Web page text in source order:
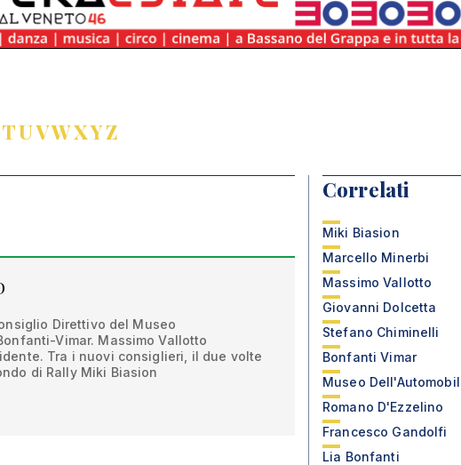
TUVWXYZ
Direttivo del Museo
Vimar. Massimo Vallotto
Tra i nuovi consiglieri, il due volte
di Rally Miki Biasion
Correlati
Miki Biasion
Marcello Minerbi
Massimo Vallotto
Giovanni Dolcetta
Stefano Chiminelli
Bonfanti Vimar
Museo
Romano D'Ezzelino
Francesco Gandolfi
Lia Bonfanti